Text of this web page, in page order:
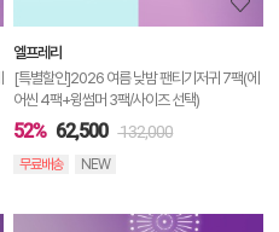
보
기엘프레리
[특별할인]2026 여름 낮밤 팬티기저귀 7팩(에
어씬 4팩+윙썸머 3팩/사이즈 선택)
52% 62,500 132,000
무료배송 NEW